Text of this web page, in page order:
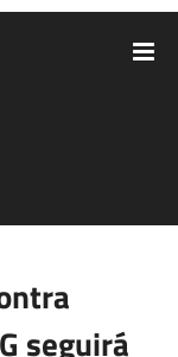
seguirá